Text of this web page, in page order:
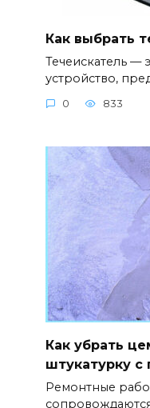
Как выбрать
Течеискатель —
устройство,
0 833
Как убрать
штукатурку с
Ремонтные